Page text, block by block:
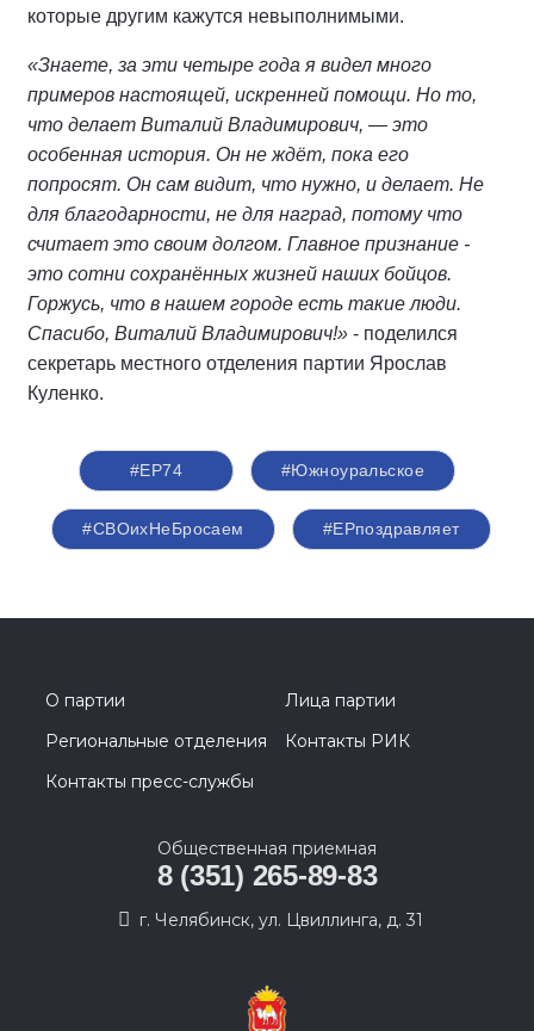
которые другим кажутся невыполнимыми.
«Знаете, за эти четыре года я видел много
примеров настоящей, искренней помощи. Но то,
что делает Виталий Владимирович, — это
особенная история. Он не ждёт, пока его
попросят. Он сам видит, что нужно, и делает. Не
для благодарности, не для наград, потому что
считает это своим долгом. Главное признание -
это сотни сохранённых жизней наших бойцов.
Горжусь, что в нашем городе есть такие люди.
Спасибо, Виталий Владимирович!» - поделился
секретарь местного отделения партии Ярослав
Куленко.
#ЕР74 #Южноуральское
#СВОихНеБросаем #ЕРпоздравляет
О партии
Лица партии
Региональные отделения
Контакты РИК
Контакты пресс-службы
Общественная приемная
8 (351) 265-89-83
г. Челябинск, ул. Цвиллинга, д. 31